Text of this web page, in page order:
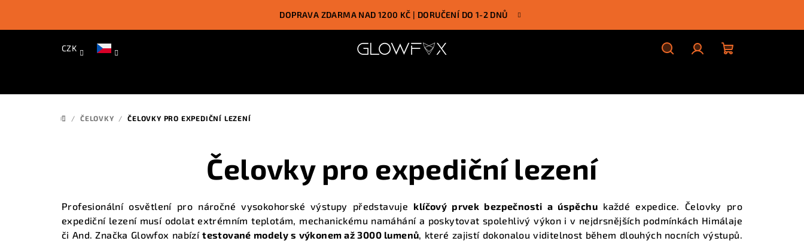
DOPRAVA ZDARMA NAD 1200 KČ | DORUČENÍ DO 1-2 DNŮ
CZK
DOMŮ
/ ČELOVKY / ČELOVKY PRO EXPEDIČNÍ LEZENÍ
Čelovky pro expediční lezení
Profesionální osvětlení pro náročné vysokohorské výstupy představuje klíčový prvek bezpečnosti a úspěchu každé expedice. Čelovky pro
expediční lezení musí odolat extrémním teplotám, mechanickému namáhání a poskytovat spolehlivý výkon i v nejdrsnějších podmínkách Himálaje
či And. Značka Glowfox nabízítestované modely s výkonem až 3000 lumenů, které zajistí dokonalou viditelnost během dlouhých nocních výstupů.